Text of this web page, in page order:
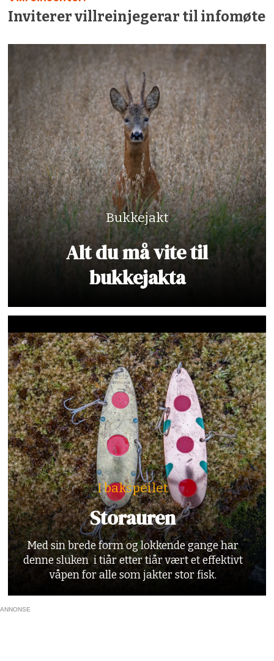
Inviterer villreinjegerar til infomøte
Bukkejakt
Alt du må vite til
bukkejakta
I bakspeilet
Storauren
Med sin brede form og lokkende gange har
denne sluken i tiår etter tiår vært et effektivt
våpen for alle som jakter stor fisk.
ANNONSE